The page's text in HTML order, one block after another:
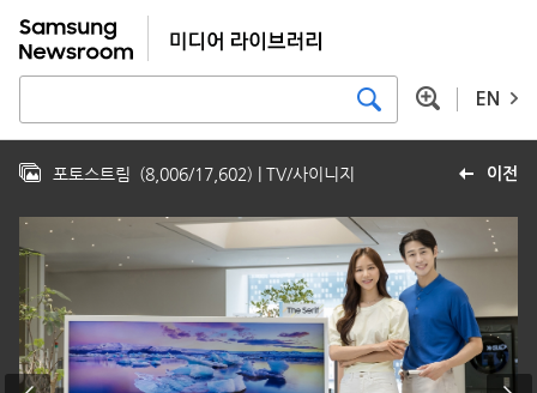
EN
이전
포토스트림 (8,006/17,602) | TV/사이니지